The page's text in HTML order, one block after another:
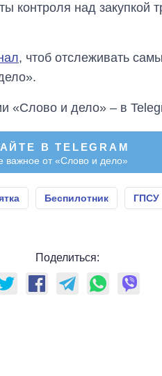
контроля над закупкой
, чтоб отслеживать
«Слово и дело» – в
В TELEGRAM
важное от «Слово и дело»
Беспилотник ГПСУ
Поделиться: